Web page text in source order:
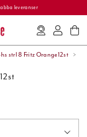
leveranser
strl 8 Fritz Orange12st